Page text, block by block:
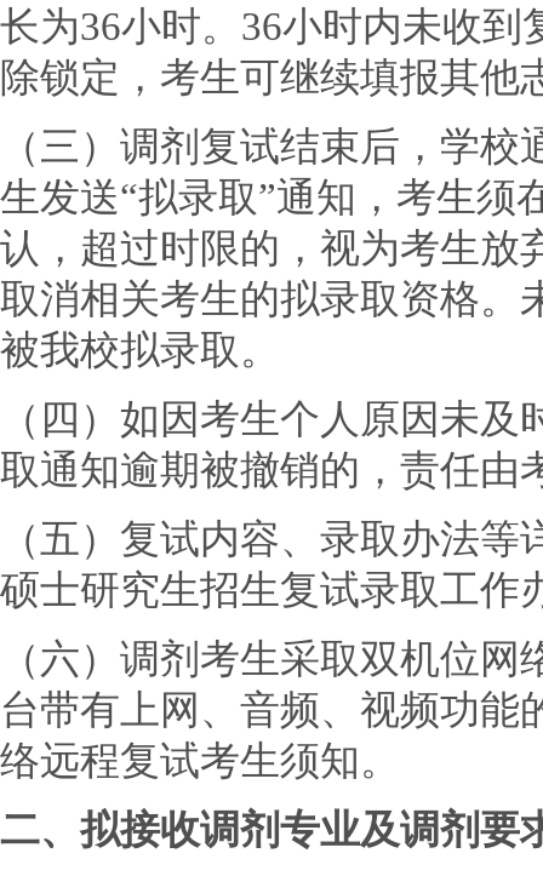
长为36小时。36小时内未收
除锁定，考生可继续填报其他
（三）调剂复试结束后，学
生发送“拟录取”通知，考生须
认，超过时限的，视为考生放
取消相关考生的拟录取资格。
被我校拟录取。
（四）如因考生个人原因未
取通知逾期被撤销的，责任由
（五）复试内容、录取办法
硕士研究生招生复试录取工作
（六）调剂考生采取双机位
台带有上网、音频、视频功能
络远程复试考生须知。
二、拟接收调剂专业及调剂要